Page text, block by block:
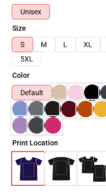
Unisex
Size
S
M L XL
5XL
Color
Default
Print Location